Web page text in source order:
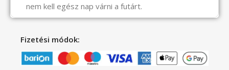
nem kell egész nap várni a futárt.
Fizetési módok: